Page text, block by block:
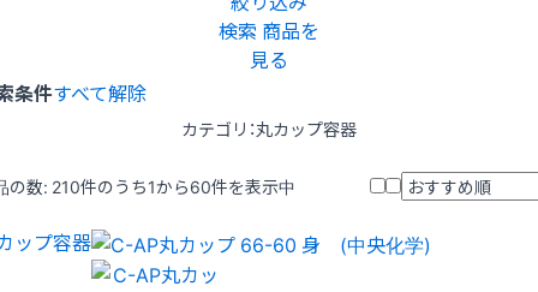
検索 商品を
見る
条件すべて解除
カテゴリ：丸カップ容器
の数: 210件のうち1から60件を表示中
ップ容器